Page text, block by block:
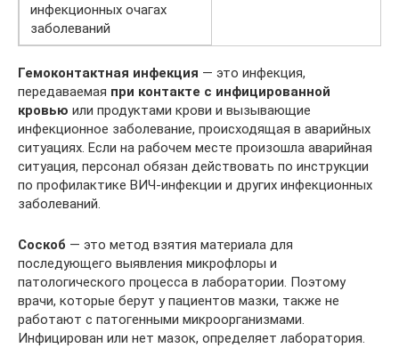
инфекционных очагах
заболеваний
Гемоконтактная инфекция — это инфекция,
передаваемая при контакте с инфицированной
кровью или продуктами крови и вызывающие
инфекционное заболевание, происходящая в аварийных
ситуациях. Если на рабочем месте произошла аварийная
ситуация, персонал обязан действовать по инструкции
по профилактике ВИЧ-инфекции и других инфекционных
заболеваний.
Соскоб — это метод взятия материала для
последующего выявления микрофлоры и
патологического процесса в лаборатории. Поэтому
врачи, которые берут у пациентов мазки, также не
работают с патогенными микроорганизмами.
Инфицирован или нет мазок, определяет лаборатория.